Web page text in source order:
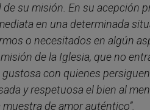
su misión. En su acepción
en una determinada
o necesitados en algún
de la Iglesia, que no
gustosa con quienes
y respetuosa el bien al
de amor auténtico”.